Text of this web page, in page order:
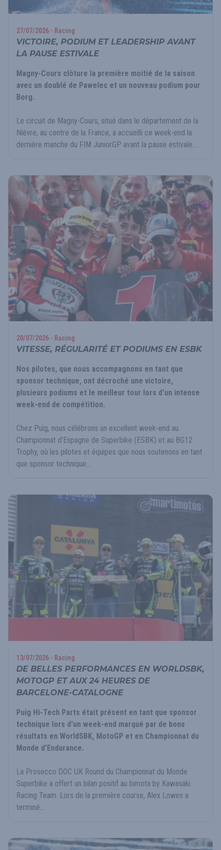
27/07/2026 - Racing
VICTOIRE, PODIUM ET LEADERSHIP AVANT
LA PAUSE ESTIVALE
Magny-Cours clôture la première moitié de la saison
avec un doublé de Pawelec et un nouveau podium pour
Borg.
Le circuit de Magny-Cours, situé dans le département de la
Nièvre, au centre de la France, a accueilli ce week-end la
dernière manche du FIM JuniorGP avant la pause estivale....
20/07/2026 - Racing
VITESSE, RÉGULARITÉ ET PODIUMS EN ESBK
Nos pilotes, que nous accompagnons en tant que
sponsor technique, ont décroché une victoire,
plusieurs podiums et le meilleur tour lors d'un intense
week-end de compétition.
Chez Puig, nous célébrons un excellent week-end au
Championnat d'Espagne de Superbike (ESBK) et au BG12
Trophy, où les pilotes et équipes que nous soutenons en tant
que sponsor technique...
13/07/2026 - Racing
DE BELLES PERFORMANCES EN WORLDSBK,
MOTOGP ET AUX 24 HEURES DE
BARCELONE-CATALOGNE
Puig Hi-Tech Parts était présent en tant que sponsor
technique lors d'un week-end marqué par de bons
résultats en WorldSBK, MotoGP et en Championnat du
Monde d'Endurance.
La Prosecco DOC UK Round du Championnat du Monde
Superbike a offert un bilan positif au bimota by Kawasaki
Racing Team. Lors de la première course, Alex Lowes a
terminé...